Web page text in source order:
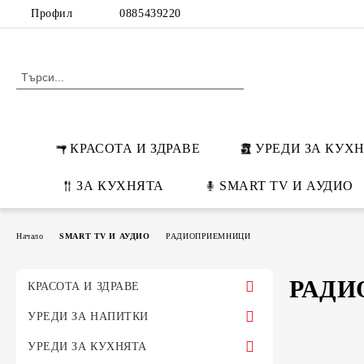
Профил 0885439220
КРАСОТА И ЗДРАВЕ УРЕДИ ЗА
ЗА КУХНЯТА SMART TV И АУДИО
КРАСОТА И ЗДРАВЕ
ПРЕСИ ЗА КОСА
МАШИ ЗА КОСА
УРЕДИ ЗА НАПИТКИ
ЕСПРЕСО МАШИНИ
УРЕДИ ЗА КУХНЯТА
Начало SMART TV И АУДИО РАДИОПРИЕМНИЦИ